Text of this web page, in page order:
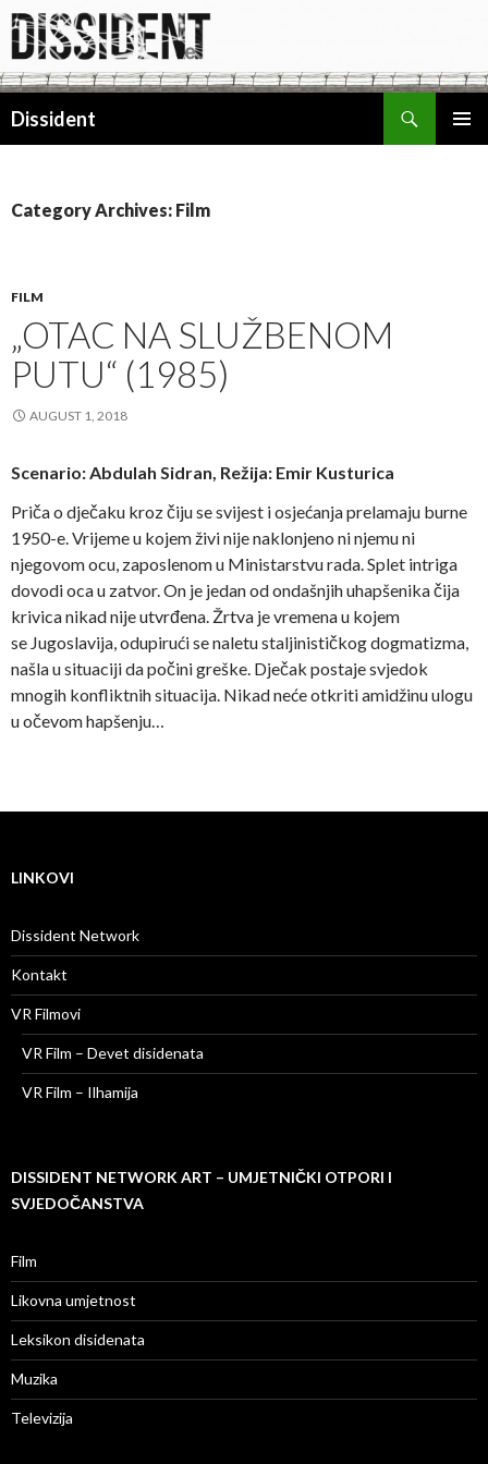
Dissident
Category Archives: Film
FILM
„OTAC NA SLUŽBENOM
PUTU“ (1985)
AUGUST 1, 2018
Scenario: Abdulah Sidran, Režija: Emir Kusturica
Priča o dječaku kroz čiju se svijest i osjećanja prelamaju burne
1950-e. Vrijeme u kojem živi nije naklonjeno ni njemu ni
njegovom ocu, zaposlenom u Ministarstvu rada. Splet intriga
dovodi oca u zatvor. On je jedan od ondašnjih uhapšenika čija
krivica nikad nije utvrđena. Žrtva je vremena u kojem
se Jugoslavija, odupirući se naletu staljinističkog dogmatizma,
našla u situaciji da počini greške. Dječak postaje svjedok
mnogih konfliktnih situacija. Nikad neće otkriti amidžinu ulogu
u očevom hapšenju…
LINKOVI
Dissident Network
Kontakt
VR Filmovi
VR Film – Devet disidenata
VR Film – Ilhamija
DISSIDENT NETWORK ART – UMJETNIČKI OTPORI I
SVJEDOČANSTVA
Film
Likovna umjetnost
Leksikon disidenata
Muzika
Televizija